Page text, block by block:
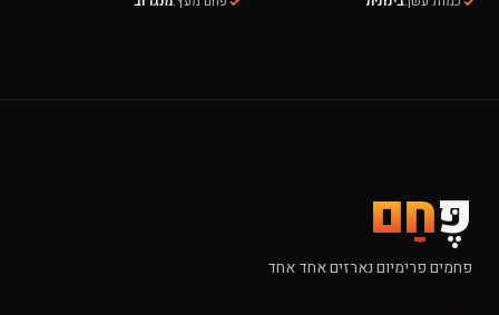
פֶּחָם
פחמים פרימיום נארזים אחד אחד